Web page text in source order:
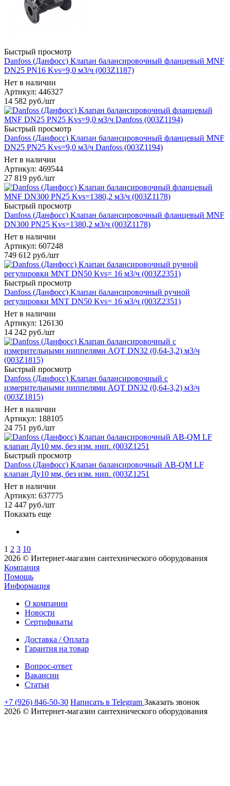
Быстрый просмотр
Danfoss (Данфосс) Клапан балансировочный фланцевый MNF
DN25 PN16 Kvs=9,0 м3/ч (003Z1187)
Нет в наличии
Артикул: 446327
14 582 руб./шт
Быстрый просмотр
Danfoss (Данфосс) Клапан балансировочный фланцевый MNF
DN25 PN25 Kvs=9,0 м3/ч Danfoss (003Z1194)
Нет в наличии
Артикул: 469544
27 819 руб./шт
Быстрый просмотр
Danfoss (Данфосс) Клапан балансировочный фланцевый MNF
DN300 PN25 Kvs=1380,2 м3/ч (003Z1178)
Нет в наличии
Артикул: 607248
749 612 руб./шт
Быстрый просмотр
Danfoss (Данфосс) Клапан балансировочный ручной
регулировки MNT DN50 Kvs= 16 м3/ч (003Z2351)
Нет в наличии
Артикул: 126130
14 242 руб./шт
Быстрый просмотр
Danfoss (Данфосс) Клапан балансировочный с
измерительными ниппелями AQT DN32 (0,64-3,2) м3/ч
(003Z1815)
Нет в наличии
Артикул: 188105
24 751 руб./шт
Быстрый просмотр
Danfoss (Данфосс) Клапан балансировочный AB-QM LF
клапан Ду10 мм, без изм. нип. (003Z1251
Нет в наличии
Артикул: 637775
12 447 руб./шт
Показать еще
1 2 3 10
2026 © Интернет-магазин сантехнического оборудования
Компания
Помощь
Информация
О компании
Новости
Сертификаты
Доставка / Оплата
Гарантия на товар
Вопрос-ответ
Вакансии
Статьи
+7 (926) 846-50-30 Написать в Telegram Заказать звонок
2026 © Интернет-магазин сантехнического оборудования